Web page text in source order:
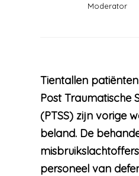
Moderator
Tientallen
Post Traumatische
(PTSS) zijn vorige
beland. De
personeel van